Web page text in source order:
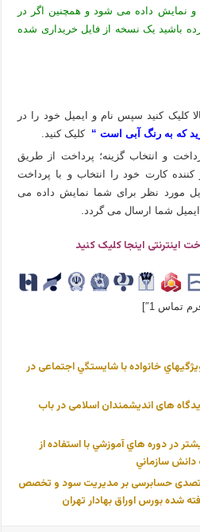
و نمایش داده می شود و همچنین اگر در
باشید یک نسخه از فایل خریداری شده
کلیک کنید سپس نام و ایمیل خود را در
که به رنگ آبی است “
کلیک کنید.
و انتخاب گزینه؛ پرداخت از طریق
کننده کارت خود را انتخاب و با پرداخت
مورد نظر برای شما نمایش داده می
شما ارسال می گردد.
اینترنتی اینجا کلیک کنید
خانواده با شايستگي اجتماعی در
های اندیشمندان اسلامی در باب
در دوره هاي آموزشي با استفاده از
دانش سازماني
تصدی حسابرسی بر مدیریت سود و تخصص
بورس اوراق بهادار تهران